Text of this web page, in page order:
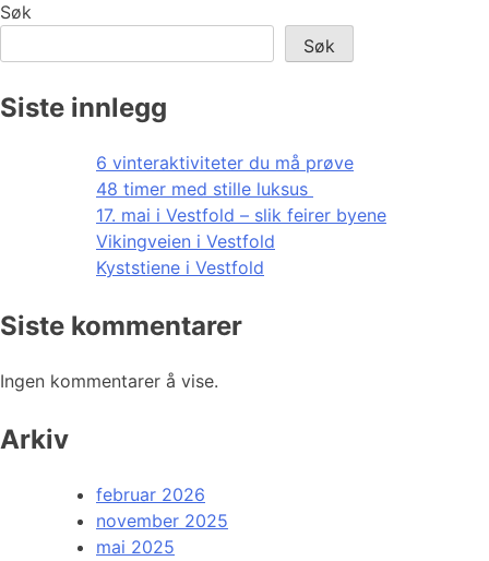
Søk
Søk
Siste innlegg
6 vinteraktiviteter du må prøve
48 timer med stille luksus
17. mai i Vestfold – slik feirer byene
Vikingveien i Vestfold
Kyststiene i Vestfold
Siste kommentarer
Ingen kommentarer å vise.
Arkiv
februar 2026
november 2025
mai 2025